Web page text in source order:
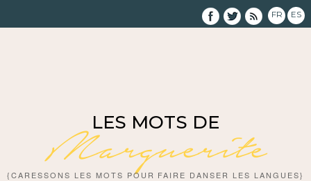
FR ES
LES MOTS DE
Marguerite
{CARESSONS LES MOTS POUR FAIRE DANSER LES LANGUES}